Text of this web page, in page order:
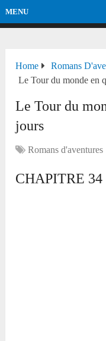
MENU
Home
Romans
Le Tour du monde en
Le Tour du
jours
Romans d'aventures
CHAPITRE 34